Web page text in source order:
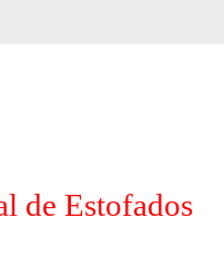
de Estofados